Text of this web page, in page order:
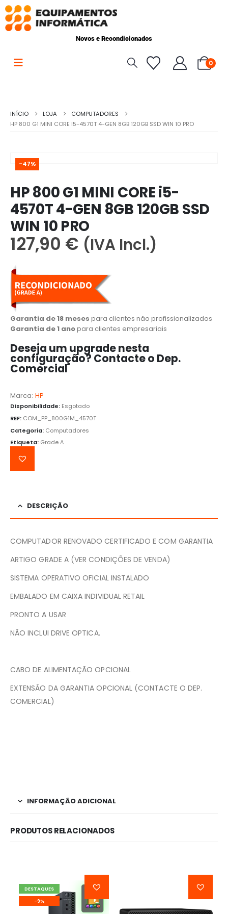
Novos e Recondicionados
0
INÍCIO LOJA
COMPUTADORES
HP 800 G1 MINI CORE I5-4570T 4-GEN 8GB 120GB SSD WIN 10 PRO
-47%
HP 800 G1 MINI CORE i5-
4570T 4-GEN 8GB 120GB SSD
WIN 10 PRO
127,90 € (IVA Incl.)
Garantia de 18 meses para clientes não profissionalizados
Garantia de 1 anopara clientes empresariais
Deseja um upgrade nesta
configuração? Contacte o Dep.
Comercial️
Marca: HP
Disponibilidade: Esgotado
REF: COM_PP_800G1M_4570T
Categoria: Computadores
Etiqueta: Grade A
DESCRIÇÃO
COMPUTADOR RENOVADO CERTIFICADO E COM GARANTIA
ARTIGO GRADE A (VER CONDIÇÕES DE VENDA)
SISTEMA OPERATIVO OFICIAL INSTALADO
EMBALADO EM CAIXA INDIVIDUAL RETAIL
PRONTO A USAR
NÃO INCLUI DRIVE OPTICA.
CABO DE ALIMENTAÇÃO OPCIONAL
EXTENSÃO DA GARANTIA OPCIONAL (CONTACTE O DEP.
COMERCIAL)
INFORMAÇÃO ADICIONAL
PRODUTOS RELACIONADOS
DESTAQUES
-9%